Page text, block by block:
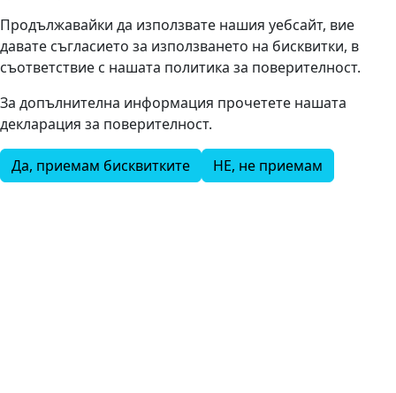
Продължавайки да използвате нашия уебсайт, вие
давате съгласието за използването на бисквитки, в
съответствие с нашата политика за поверителност.
За допълнителна информация прочетете нашата
декларация за поверителност.
Да, приемам бисквитките НЕ, не приемам